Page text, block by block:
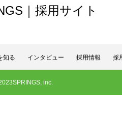
｜採用サイト
知る インタビュー 採用情報 採
inc.